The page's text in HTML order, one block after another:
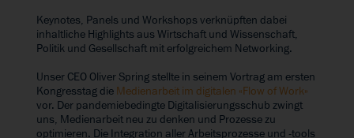
Keynotes, Panels und Workshops verknüpften dabei
inhaltliche Highlights aus Wirtschaft und Wissenschaft,
Politik und Gesellschaft mit erfolgreichem Networking.
Unser CEO Oliver Spring stellte in seinem Vortrag am ersten
Kongresstag die Medienarbeit im digitalen «Flow of Work»
vor. Der pandemiebedingte Digitalisierungsschub zwingt
uns, Medienarbeit neu zu denken und Prozesse zu
optimieren. Die Integration aller Arbeitsprozesse und -tools